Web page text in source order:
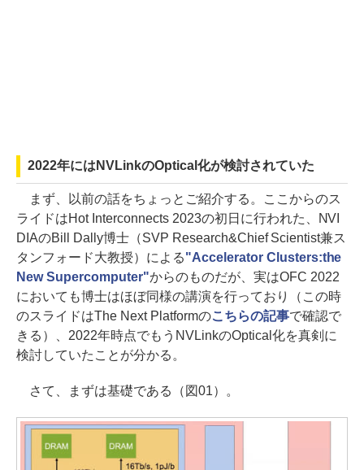
2022年にはNVLinkのOptical化が検討されていた
まず、以前の話をちょっとご紹介する。ここからのス
ライドはHot Interconnects 2023の初日に行われた、NVI
DIAのBill Dally博士（SVP Research&Chief Scientist兼ス
タンフォード大教授）による"Accelerator Clusters:the
New Supercomputer"からのものだが、実はOFC 2022
においても博士はほぼ同様の講演を行っており（この時
のスライドはThe Next Platformのこちらの記事で確認で
きる）、2022年時点でもうNVLinkのOptical化を真剣に
検討していたことが分かる。
さて、まずは基礎である（図01）。